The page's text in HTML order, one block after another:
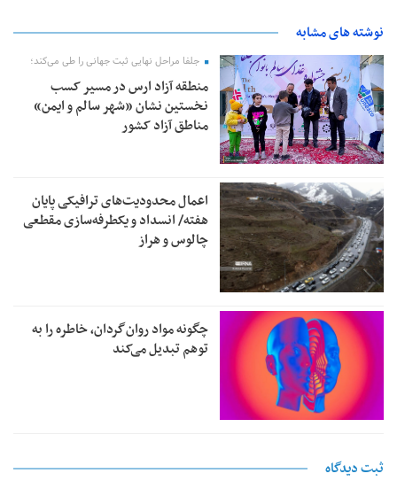
نوشته های مشابه
جلفا مراحل نهایی ثبت جهانی را طی می‌کند؛
منطقه آزاد ارس در مسیر کسب
نخستین نشان «شهر سالم و ایمن»
مناطق آزاد کشور
اعمال محدودیت‌های ترافیکی پایان
هفته/ انسداد و یکطرفه‌سازی مقطعی
چالوس و هراز
چگونه مواد روان‌گردان، خاطره را به
توهم تبدیل می‌کند
ثبت دیدگاه